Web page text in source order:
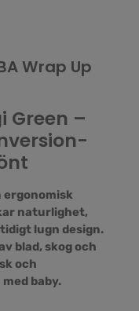
Wrap Up
Green –
ergonomisk
naturlighet,
lugn design.
blad, skog och
och
baby.